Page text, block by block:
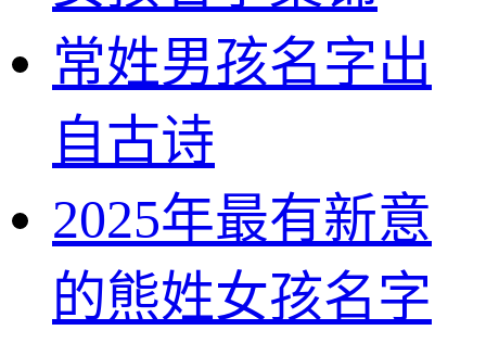
常姓男孩名字出
自古诗
2025年最有新意
的熊姓女孩名字